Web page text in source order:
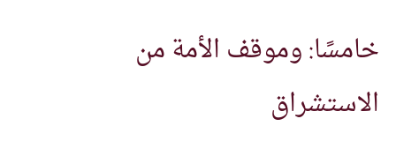
خامسًا: وموقف الأمة من
الاستشراق